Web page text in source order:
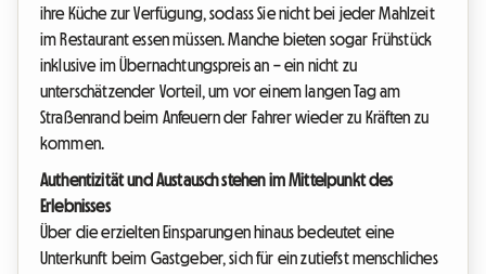
ihre Küche zur Verfügung, sodass Sie nicht bei jeder Mahlzeit
im Restaurant essen müssen. Manche bieten sogar Frühstück
inklusive im Übernachtungspreis an – ein nicht zu
unterschätzender Vorteil, um vor einem langen Tag am
Straßenrand beim Anfeuern der Fahrer wieder zu Kräften zu
kommen.
Authentizität und Austausch stehen im Mittelpunkt des
Erlebnisses
Über die erzielten Einsparungen hinaus bedeutet eine
Unterkunft beim Gastgeber, sich für ein zutiefst menschliches